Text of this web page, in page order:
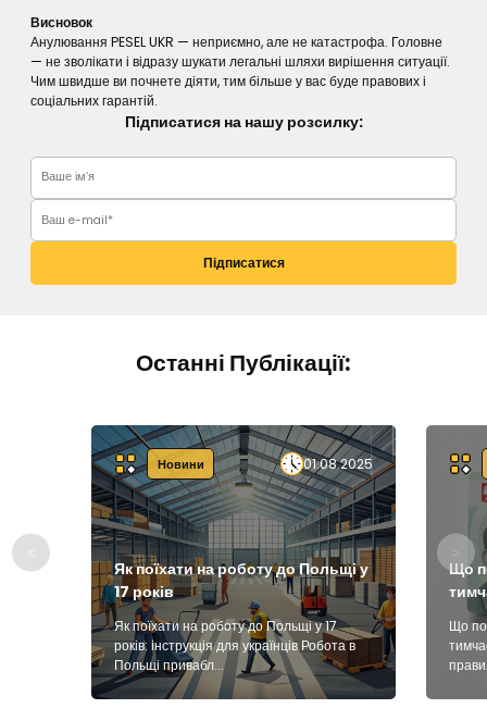
Висновок
Анулювання PESEL UKR — неприємно, але не катастрофа. Головне
— не зволікати і відразу шукати легальні шляхи вирішення ситуації.
Чим швидше ви почнете діяти, тим більше у вас буде правових і
соціальних гарантій.
Підписатися на нашу розсилку:
Підписатися
Останні Публікації:
01.08.2025
Як поїхати на роботу до Польщі у
17 років
Як поїхати на роботу до Польщі у 17
років: інструкція для українців Робота в
Польщі привабл...
Новини
Що
Що